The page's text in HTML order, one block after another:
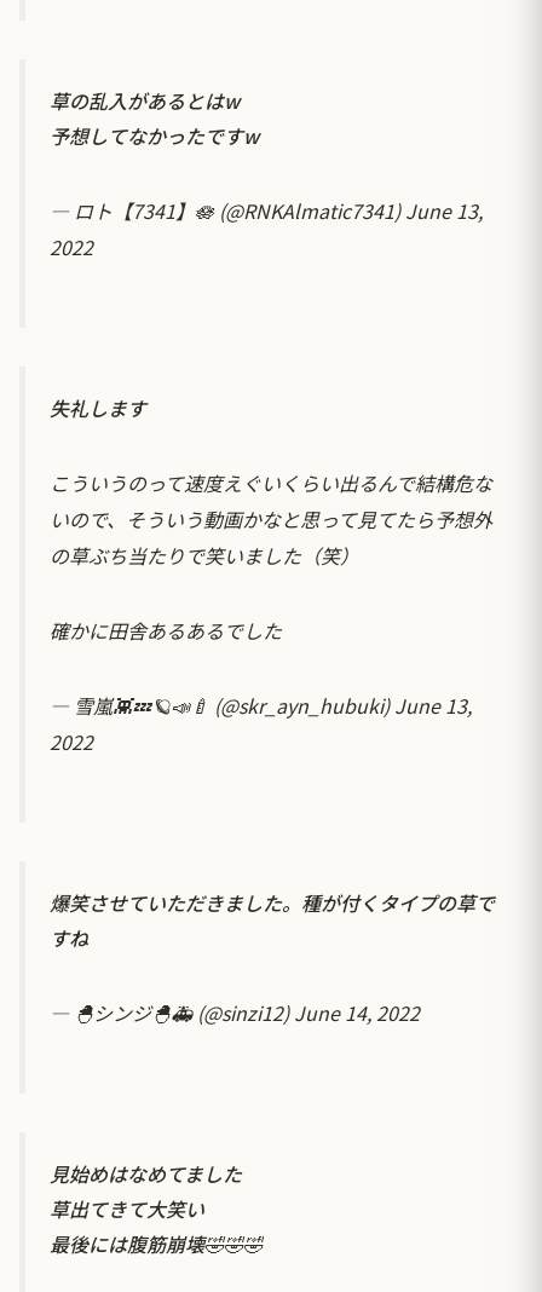
草の乱入があるとはw
予想してなかったですw
— ロト【7341】🪷 (@RNKAlmatic7341)June 13,
2022
失礼します
こういうのって速度えぐいくらい出るんで結構危な
いので、そういう動画かなと思って見てたら予想外
の草ぶち当たりで笑いました（笑）
確かに田舎あるあるでした
— 雪嵐👾💤🪐📣🍼 (@skr_ayn_hubuki)June 13,
2022
爆笑させていただきました。種が付くタイプの草で
すね
— 🐣シンジ🐣🚑 (@sinzi12)June 14, 2022
見始めはなめてました
草出てきて大笑い
最後には腹筋崩壊🤣🤣🤣